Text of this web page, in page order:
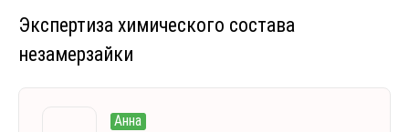
Экспертиза химического состава
незамерзайки
Анна